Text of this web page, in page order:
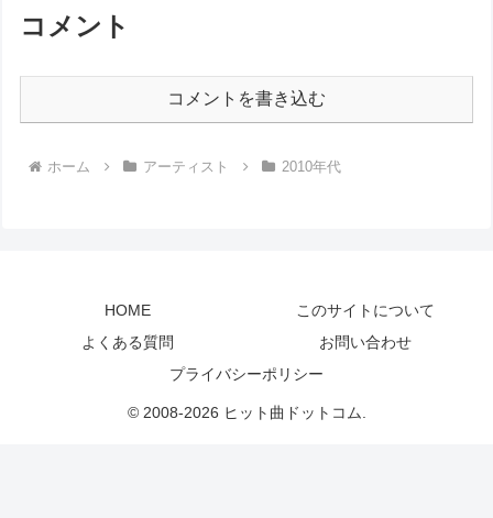
コメント
コメントを書き込む
ホーム アーティスト 2010年代
HOME
このサイトについて
よくある質問
お問い合わせ
プライバシーポリシー
© 2008-2026 ヒット曲ドットコム.